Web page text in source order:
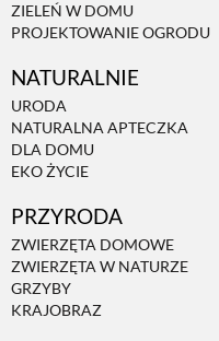
ZIELEŃ W DOMU
PROJEKTOWANIE OGRODU
NATURALNIE
URODA
NATURALNA APTECZKA
DLA DOMU
EKO ŻYCIE
PRZYRODA
ZWIERZĘTA DOMOWE
ZWIERZĘTA W NATURZE
GRZYBY
KRAJOBRAZ